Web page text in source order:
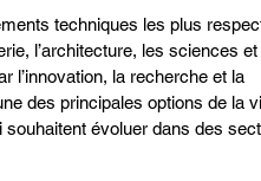
techniques les plus
l’architecture, les sciences et
l’innovation, la recherche et la
des principales options de la
évoluer dans des